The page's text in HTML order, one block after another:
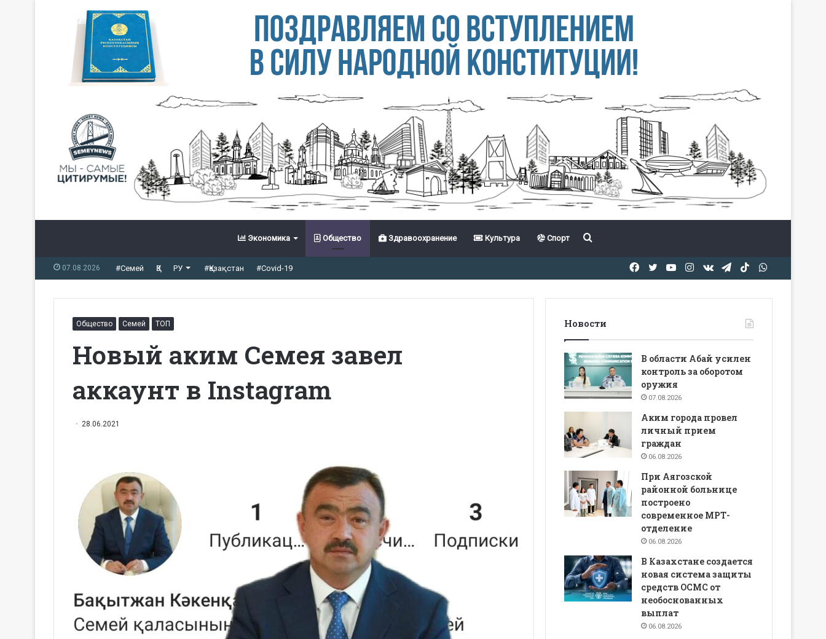
Экономика Общество Здравоохранение Культура Спорт Іздеу
07.08.2026 #Семей ҚЗ РУ #Қазақстан #Covid-19 TikTok
Telegram
vk.com
Instagram
YouTube
Twitter
Facebook
Общество Семей ТОП
Новый аким Семея завел
аккаунт в Instagram
28.06.2021
Новости
В области Абай усилен
контроль за оборотом
оружия
07.08.2026
Аким города провел
личный прием
граждан
06.08.2026
При Аягозской
районной больнице
построено
современное МРТ-
отделение
06.08.2026
В Казахстане создается
новая система защиты
средств ОСМС от
необоснованных
выплат
06.08.2026